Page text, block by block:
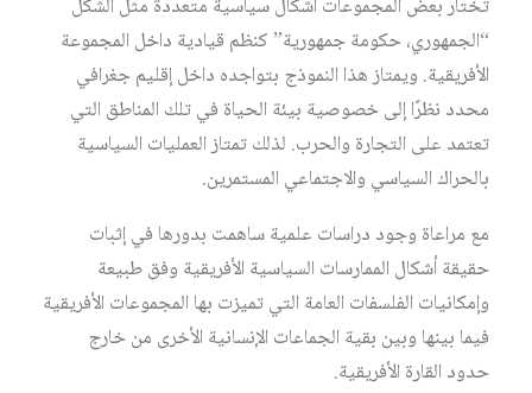
تختار بعض المجموعات أشكال سياسية متعددة مثل الشكل
“الجمهوري، حكومة جمهورية” كنظم قيادية داخل المجموعة
الأفريقية. ويمتاز هذا النموذج بتواجده داخل إقليم جغرافي
محدد نظرًا إلى خصوصية بيئة الحياة في تلك المناطق التي
تعتمد على التجارة والحرب. لذلك تمتاز العمليات السياسية
بالحراك السياسي والاجتماعي المستمرين.
مع مراعاة وجود دراسات علمية ساهمت بدورها في إثبات
حقيقة أشكال الممارسات السياسية الأفريقية وفق طبيعة
وإمكانيات الفلسفات العامة التي تميزت بها المجموعات الأفريقية
فيما بينها وبين بقية الجماعات الإنسانية الأخرى من خارج
حدود القارة الأفريقية.